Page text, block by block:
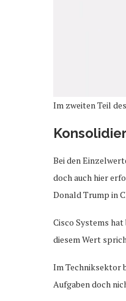
Im zweiten Teil
Bei den
doch auch hier
Donald Trump in
Cisco Systems
diesem Wert
Im Techniksektor
Aufgaben doch